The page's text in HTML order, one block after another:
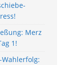
Merz
1!